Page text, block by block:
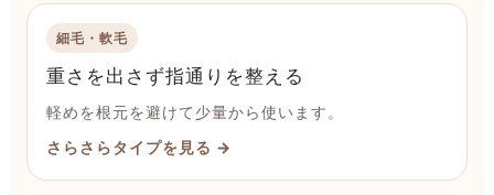
細毛・軟毛
重さを出さず指通りを整える
軽めを根元を避けて少量から使います。
さらさらタイプを見る →